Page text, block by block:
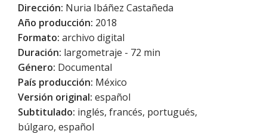
Dirección: Nuria Ibáñez Castañeda
Año producción: 2018
Formato: archivo digital
Duración: largometraje - 72 min
Género: Documental
País producción: México
Versión original: español
Subtitulado: inglés, francés, portugués,
búlgaro, español